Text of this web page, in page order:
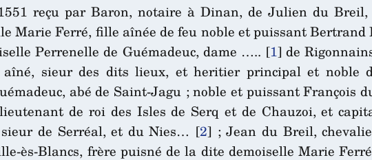
reçu par Baron, notaire à Dinan, de Julien du
Marie Ferré, fille aînée de feu noble et puissant
Perrenelle de Guémadeuc, dame ….. [1] de
sieur des dits lieux, et heritier principal et noble
abé de Saint-Jagu ; noble et puissant
de roi des Isles de Serq et de Chauzoi, et
de Serréal, et du Nies… [2] ; Jean du Breil,
ès-Blancs, frère puisné de la dite demoiselle Marie